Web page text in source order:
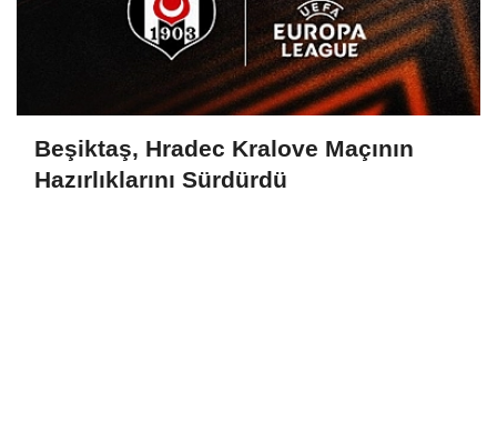
Beşiktaş, Hradec Kralove Maçının
Hazırlıklarını Sürdürdü